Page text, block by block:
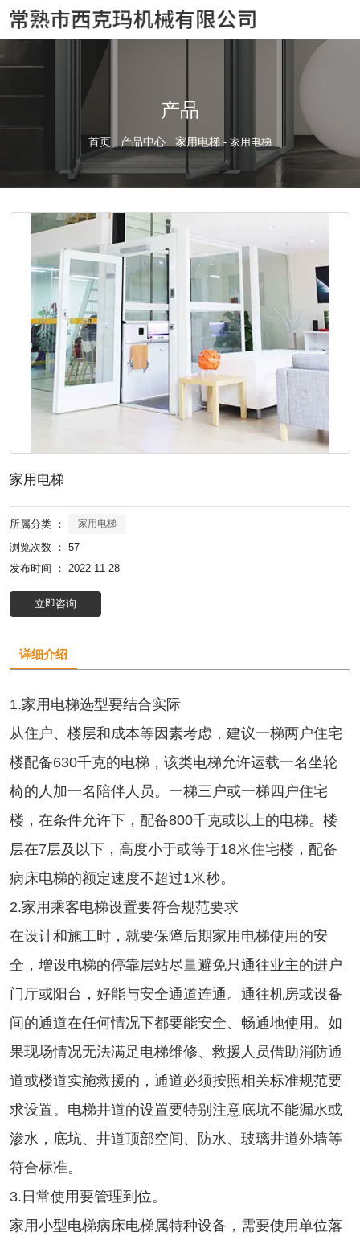
产品
首页 - 产品中心 - 家用电梯 - 家用电梯
家用电梯
所属分类 ： 家用电梯
浏览次数 ： 57
发布时间 ： 2022-11-28
立即咨询
详细介绍
1.家用电梯选型要结合实际
从住户、楼层和成本等因素考虑，建议一梯两户住宅
楼配备630千克的电梯，该类电梯允许运载一名坐轮
椅的人加一名陪伴人员。一梯三户或一梯四户住宅
楼，在条件允许下，配备800千克或以上的电梯。楼
层在7层及以下，高度小于或等于18米住宅楼，配备
病床电梯的额定速度不超过1米秒。
2.家用乘客电梯设置要符合规范要求
在设计和施工时，就要保障后期家用电梯使用的安
全，增设电梯的停靠层站尽量避免只通往业主的进户
门厅或阳台，好能与安全通道连通。通往机房或设备
间的通道在任何情况下都要能安全、畅通地使用。如
果现场情况无法满足电梯维修、救援人员借助消防通
道或楼道实施救援的，通道必须按照相关标准规范要
求设置。电梯井道的设置要特别注意底坑不能漏水或
渗水，底坑、井道顶部空间、防水、玻璃井道外墙等
符合标准。
3.日常使用要管理到位。
家用小型电梯病床电梯属特种设备，需要使用单位落